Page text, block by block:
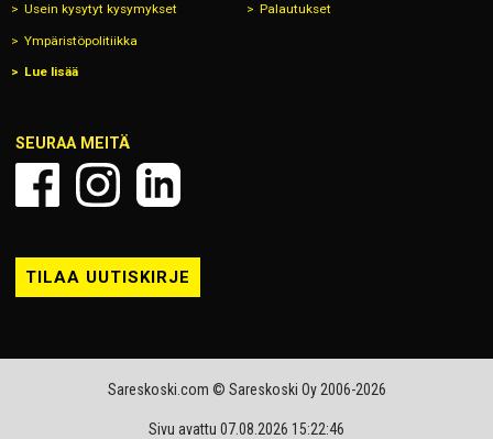
Usein kysytyt kysymykset Palautukset
Ympäristöpolitiikka
Lue lisää
SEURAA MEITÄ
TILAA UUTISKIRJE
Sareskoski.com © Sareskoski Oy 2006-2026
Sivu avattu 07.08.2026 15:22:46